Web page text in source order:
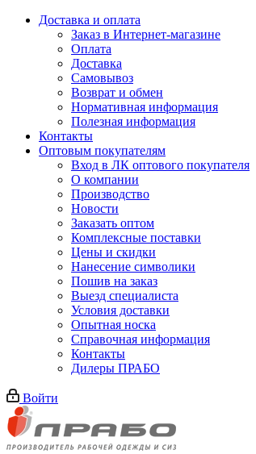
Доставка и оплата
Заказ в Интернет-магазине
Оплата
Доставка
Самовывоз
Возврат и обмен
Нормативная информация
Полезная информация
Контакты
Оптовым покупателям
Вход в ЛК оптового покупателя
О компании
Производство
Новости
Заказать оптом
Комплексные поставки
Цены и скидки
Нанесение символики
Пошив на заказ
Выезд специалиста
Условия доставки
Опытная носка
Справочная информация
Контакты
Дилеры ПРАБО
Войти